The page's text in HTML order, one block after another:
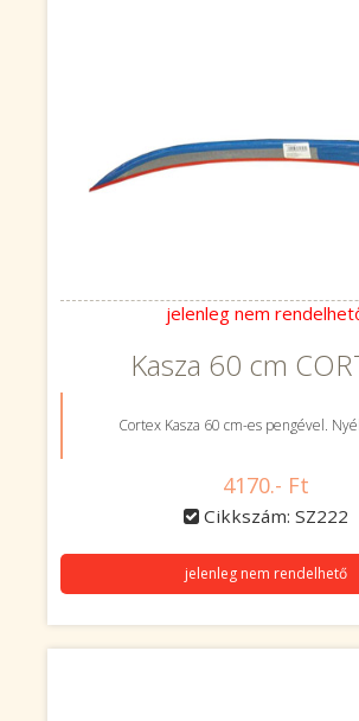
jelenleg nem
Kasza 60 cm
Cortex Kasza 60 cm-es pengével.
4170.- Ft
Cikkszám: SZ222
jelenleg nem rendelhető